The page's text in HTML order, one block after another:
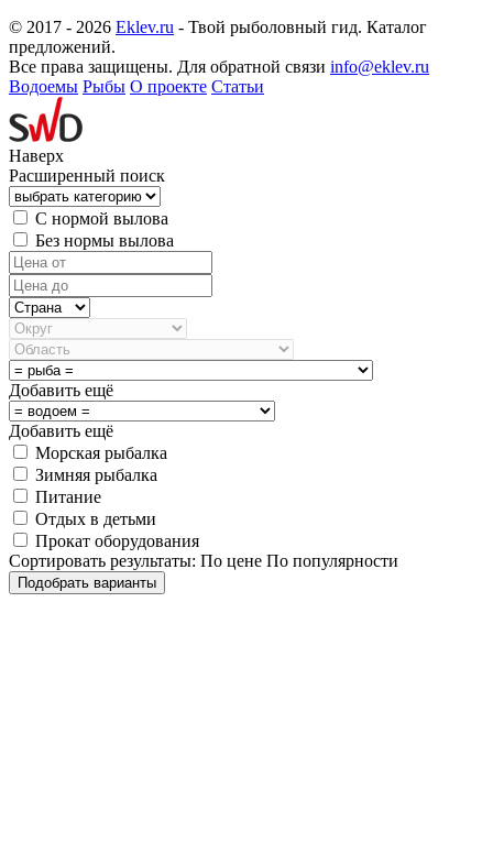
© 2017 - 2026 Eklev.ru - Твой рыболовный гид. Каталог
предложений.
Все права защищены. Для обратной связи info@eklev.ru
Водоемы Рыбы О проекте Статьи
Наверх
Расширенный поиск
С нормой вылова
Без нормы вылова
Добавить ещё
Добавить ещё
Морская рыбалка
Зимняя рыбалка
Питание
Отдых в детьми
Прокат оборудования
Сортировать результаты: По цене По популярности